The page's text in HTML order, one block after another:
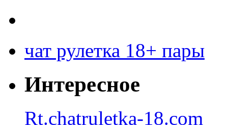
чат рулетка 18+ пары
Интересное
Rt.chatruletka-18.com